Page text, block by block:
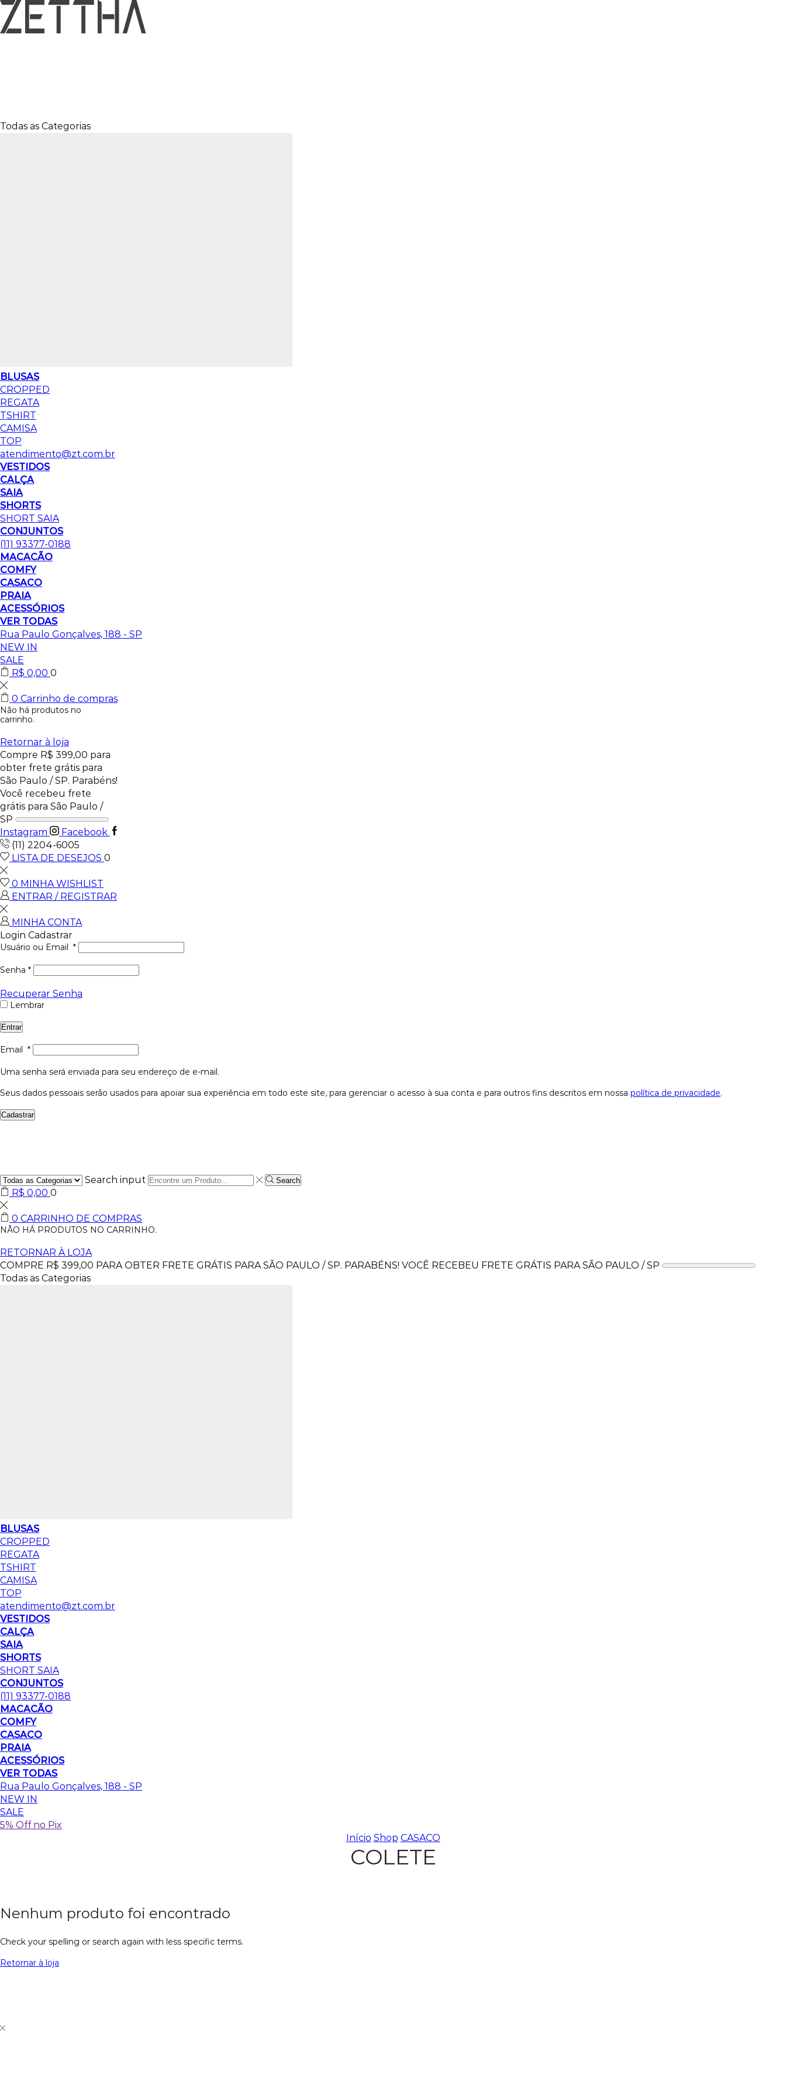
Todas as Categorias
BLUSAS
CROPPED
REGATA
TSHIRT
CAMISA
TOP
atendimento@zt.com.br
VESTIDOS
CALÇA
SAIA
SHORTS
SHORT SAIA
CONJUNTOS
(11) 93377-0188
MACACÃO
COMFY
CASACO
PRAIA
ACESSÓRIOS
VER TODAS
Rua Paulo Gonçalves, 188 - SP
NEW IN
SALE
R$ 0,00 0
0 Carrinho de compras
Não há produtos no
carrinho.
Retornar à loja
Compre R$ 399,00 para
obter frete grátis para
São Paulo / SP. Parabéns!
Você recebeu frete
grátis para São Paulo /
SP
Instagram
Facebook
(11) 2204-6005
LISTA DE DESEJOS 0
0 MINHA WISHLIST
ENTRAR / REGISTRAR
MINHA CONTA
Login Cadastrar
Usuário ou Email *
Senha *
Recuperar Senha
Lembrar
Entrar
Email *
Uma senha será enviada para seu endereço de e-mail.
Seus dados pessoais serão usados para apoiar sua experiência em todo este site, para gerenciar o acesso à sua conta e para outros fins descritos em nossa política de privacidade.
Cadastrar
Search input Search
R$ 0,00 0
0 CARRINHO DE COMPRAS
NÃO HÁ PRODUTOS NO CARRINHO.
RETORNAR À LOJA
COMPRE R$ 399,00 PARA OBTER FRETE GRÁTIS PARA SÃO PAULO / SP. PARABÉNS! VOCÊ RECEBEU FRETE GRÁTIS PARA SÃO PAULO / SP
Todas as Categorias
BLUSAS
CROPPED
REGATA
TSHIRT
CAMISA
TOP
atendimento@zt.com.br
VESTIDOS
CALÇA
SAIA
SHORTS
SHORT SAIA
CONJUNTOS
(11) 93377-0188
MACACÃO
COMFY
CASACO
PRAIA
ACESSÓRIOS
VER TODAS
Rua Paulo Gonçalves, 188 - SP
NEW IN
SALE
5% Off no Pix
Início Shop CASACO
COLETE
Nenhum produto foi encontrado
Check your spelling or search again with less specific terms.
Retornar à loja